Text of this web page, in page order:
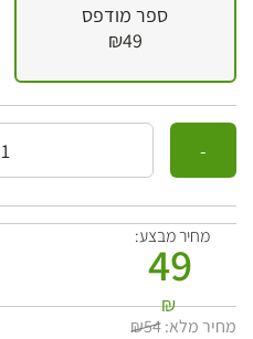
ספר מודפס
₪49
כמות
מחיר מבצע:
49
₪
מחיר מלא:₪54